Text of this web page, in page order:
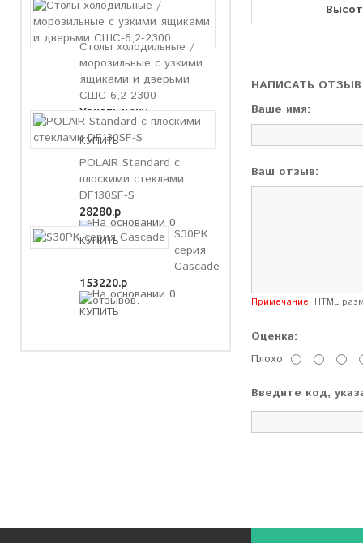
Столы холодильные /
морозильные с узкими
ящиками и дверьми
СШС-6,2-2300
Узнать цену
POLAIR Standard с
плоскими стеклами
DF130SF-S
28280.р
S30PK
серия
Cascade
153220.р
НАПИСАТЬ ОТЗЫВ
Ваше имя:
Ваш отзыв:
Примечание: HTML
Оценка:
Плохо
Введите код,